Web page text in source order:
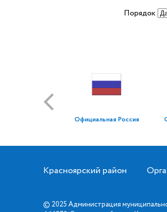
Порядок
Официальная Россия
Красноярский район
© 2025 Администрация